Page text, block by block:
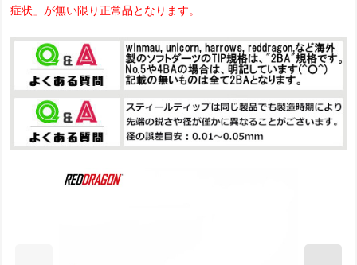
症状」が無い限り正常品となります。